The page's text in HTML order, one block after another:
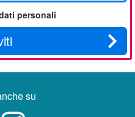
personali
su